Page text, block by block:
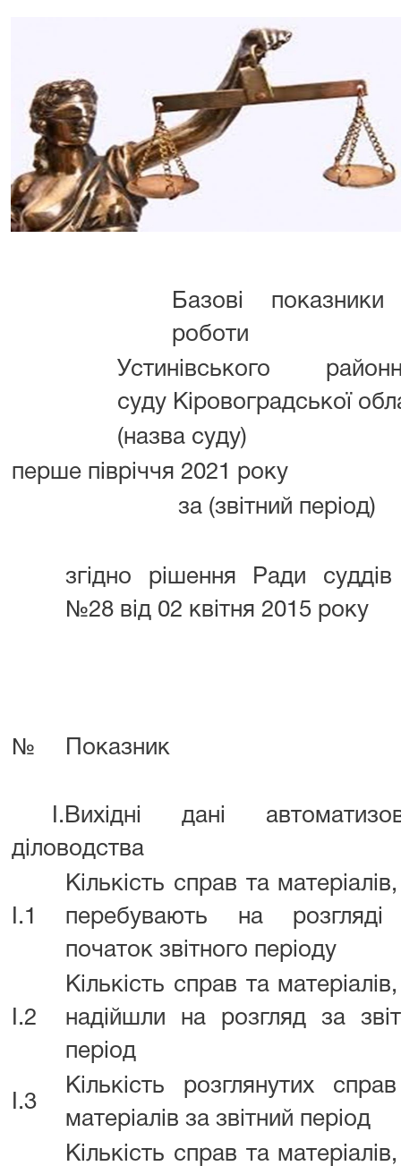
Базові показники
роботи
Устинівського
суду Кіровоградської
(назва суду)
перше півріччя 2021 року
за (звітний період)
згідно рішення Ради суддів
№28 від 02 квітня 2015 року
№ Показник
I.Вихідні дані
діловодства
I.1
Кількість справ та
перебувають на
початок звітного періоду
I.2
Кількість справ та
надійшли на розгляд за
період
I.3
Кількість розглянутих
матеріалів за звітний період
Кількість справ та